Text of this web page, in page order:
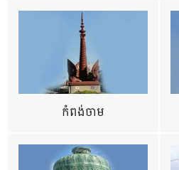
កំពង់ចាម